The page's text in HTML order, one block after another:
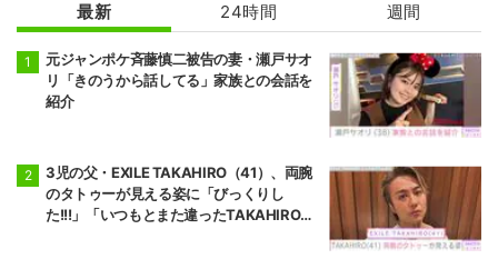
最新 24時間 週間
元ジャンポケ斉藤慎二被告の妻・瀬戸サオ
リ「きのうから話してる」家族との会話を
紹介
3児の父・EXILE TAKAHIRO（41）、両腕
のタトゥーが見える姿に「びっくりし
た!!!」「いつもとまた違ったTAKAHIROさ